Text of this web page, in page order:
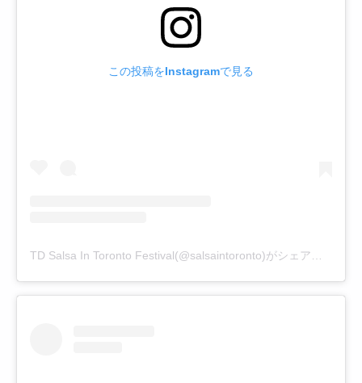
この投稿をInstagramで見る
TD Salsa In Toronto Festival(@salsaintoronto)がシェアした投稿